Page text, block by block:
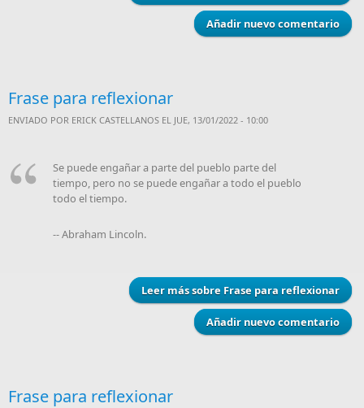
Añadir nuevo comentario
Frase para reflexionar
ENVIADO POR ERICK CASTELLANOS EL JUE, 13/01/2022 - 10:00
Se puede engañar a parte del pueblo parte del
tiempo, pero no se puede engañar a todo el pueblo
todo el tiempo.
-- Abraham Lincoln.
Leer mássobre Frase para reflexionar
Añadir nuevo comentario
Frase para reflexionar